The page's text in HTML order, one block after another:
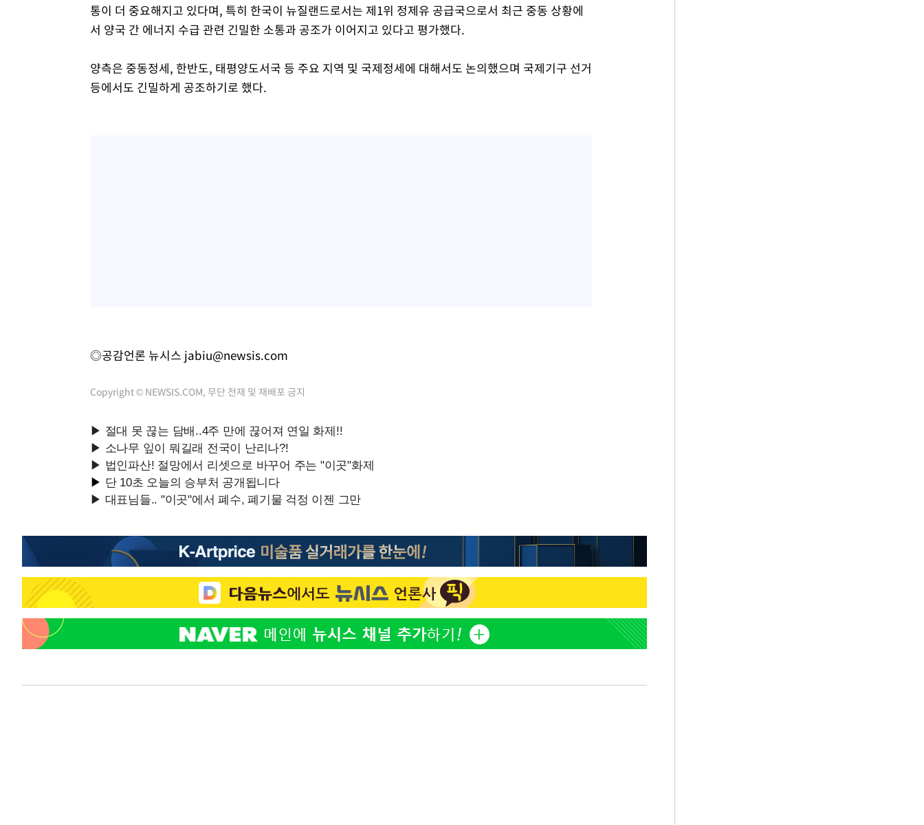
통이 더 중요해지고 있다며, 특히 한국이 뉴질랜드로서는 제1위 정제유 공급국으로서 최근 중동 상황에
서 양국 간 에너지 수급 관련 긴밀한 소통과 공조가 이어지고 있다고 평가했다.
양측은 중동정세, 한반도, 태평양도서국 등 주요 지역 및 국제정세에 대해서도 논의했으며 국제기구 선거
등에서도 긴밀하게 공조하기로 했다.
◎공감언론 뉴시스 jabiu@newsis.com
Copyright © NEWSIS.COM, 무단 전재 및 재배포 금지